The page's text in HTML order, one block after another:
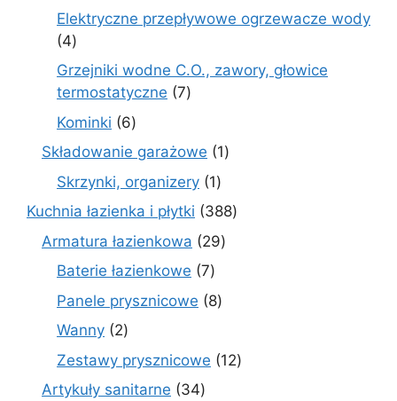
produktów
Elektryczne przepływowe ogrzewacze wody
44
produkty
Grzejniki wodne C.O., zawory, głowice
termostatyczne 77
Kominki 66
produktów
Składowanie garażowe 11
Skrzynki, organizery 11
produkt
Kuchnia łazienka i płytki 388388
Armatura łazienkowa 2929
Baterie łazienkowe 77
produktów
Panele prysznicowe 88
Wanny 22
produkty
Zestawy prysznicowe 1212
Artykuły sanitarne 3434